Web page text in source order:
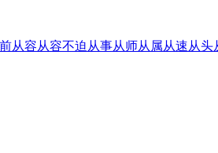
从容从容不迫从事从师从属从速从头